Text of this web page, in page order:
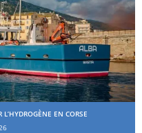
EN CORSE